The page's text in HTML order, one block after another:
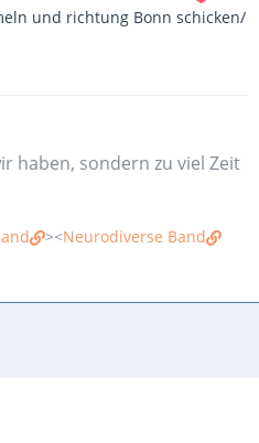
und richtung Bonn schicken/
haben, sondern zu viel Zeit
><Neurodiverse Band